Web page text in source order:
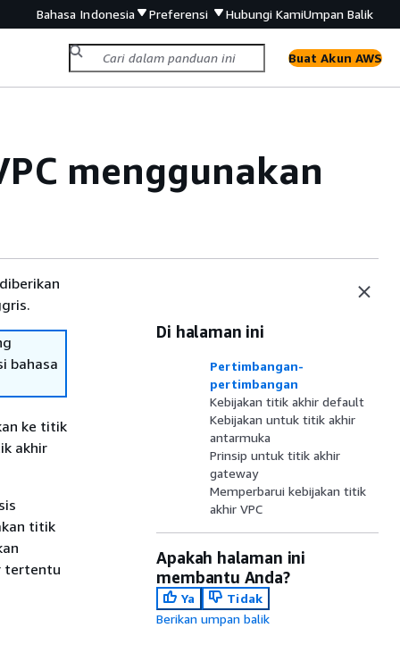
Bahasa Indonesia Preferensi Hubungi KamiUmpan Balik
Buat Akun AWS
menggunakan
bahasa
ke titik
akhir
titik
tertentu
Di halaman ini
Pertimbangan-
pertimbangan
Kebijakan titik akhir default
Kebijakan untuk titik akhir
antarmuka
Prinsip untuk titik akhir
gateway
Memperbarui kebijakan titik
akhir VPC
Apakah halaman ini
membantu Anda?
Ya
Tidak
Berikan umpan balik